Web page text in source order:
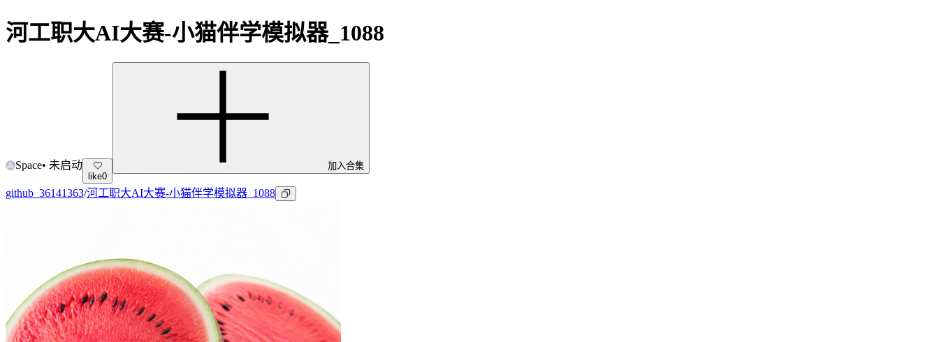
河工职大AI大赛-小猫伴学模拟器_1088
Space• 未启动
like0
加入合集
github_36141363/河工职大AI大赛-小猫伴学模拟器_1088